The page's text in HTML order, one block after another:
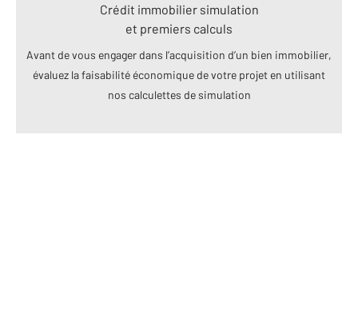
Crédit immobilier simulation
et premiers calculs
Avant de vous engager dans l’acquisition d’un bien immobilier,
évaluez la faisabilité économique de votre projet en utilisant
nos calculettes de simulation